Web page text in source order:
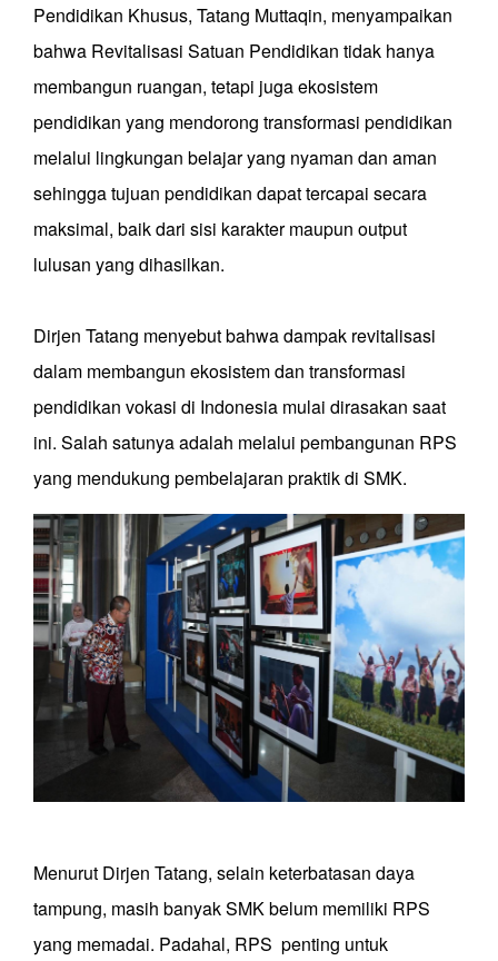
Pendidikan Khusus, Tatang Muttaqin, menyampaikan
bahwa Revitalisasi Satuan Pendidikan tidak hanya
membangun ruangan, tetapi juga ekosistem
pendidikan yang mendorong transformasi pendidikan
melalui lingkungan belajar yang nyaman dan aman
sehingga tujuan pendidikan dapat tercapai secara
maksimal, baik dari sisi karakter maupun output
lulusan yang dihasilkan.
Dirjen Tatang menyebut bahwa dampak revitalisasi
dalam membangun ekosistem dan transformasi
pendidikan vokasi di Indonesia mulai dirasakan saat
ini. Salah satunya adalah melalui pembangunan RPS
yang mendukung pembelajaran praktik di SMK.
Menurut Dirjen Tatang, selain keterbatasan daya
tampung, masih banyak SMK belum memiliki RPS
yang memadai. Padahal, RPS penting untuk